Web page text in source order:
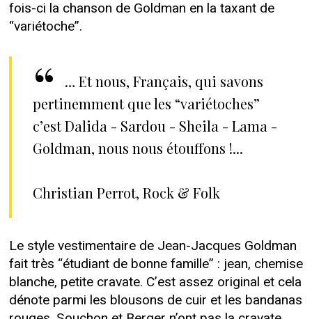
fois-ci la chanson de Goldman en la taxant de
“variétoche”.
… Et nous, Français, qui savons
pertinemment que les “variétoches”
c’est Dalida - Sardou - Sheila - Lama -
Goldman, nous nous étouffons !...
Christian Perrot, Rock & Folk
Le style vestimentaire de Jean-Jacques Goldman
fait très “étudiant de bonne famille” : jean, chemise
blanche, petite cravate. C’est assez original et cela
dénote parmi les blousons de cuir et les bandanas